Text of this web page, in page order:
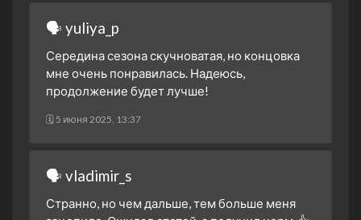
🗣 yuliya_p
Середина сезона скучноватая, но концовка
мне очень понравилась. Надеюсь,
продолжение будет лучше!
🗓 5 июня 2025, 13:37
🗣 vladimir_s
Странно, но чем дальше, тем больше меня